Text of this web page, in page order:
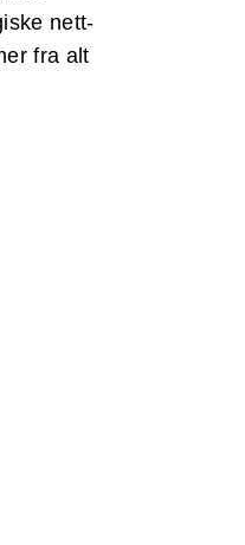
nett-
fra alt